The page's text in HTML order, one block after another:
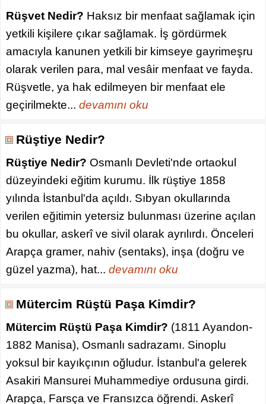
Rüşvet Nedir? Haksız bir menfaat sağlamak için
yetkili kişilere çıkar sağlamak. İş gördürmek
amacıyla kanunen yetkili bir kimseye gayrimeşru
olarak verilen para, mal vesâir menfaat ve fayda.
Rüşvetle, ya hak edilmeyen bir menfaat ele
geçirilmekte... devamını oku
Rüştiye Nedir?
Rüştiye Nedir? Osmanlı Devleti'nde ortaokul
düzeyindeki eğitim kurumu. İlk rüştiye 1858
yılında İstanbul'da açıldı. Sıbyan okullarında
verilen eğitimin yetersiz bulunması üzerine açılan
bu okullar, askerî ve sivil olarak ayrılırdı. Önceleri
Arapça gramer, nahiv (sentaks), inşa (doğru ve
güzel yazma), hat... devamını oku
Mütercim Rüştü Paşa Kimdir?
Mütercim Rüştü Paşa Kimdir? (1811 Ayandon-
1882 Manisa), Osmanlı sadrazamı. Sinoplu
yoksul bir kayıkçının oğludur. İstanbul'a gelerek
Asakiri Mansurei Muhammediye ordusuna girdi.
Arapça, Farsça ve Fransızca öğrendi. Askerî